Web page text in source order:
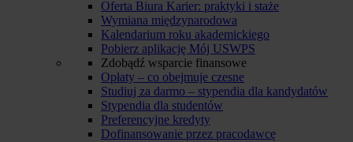
Oferta Biura Karier: praktyki i staże
Wymiana międzynarodowa
Kalendarium roku akademickiego
Pobierz aplikację Mój USWPS
Zdobądź wsparcie finansowe
Opłaty – co obejmuje czesne
Studiuj za darmo – stypendia dla kandydatów
Stypendia dla studentów
Preferencyjne kredyty
Dofinansowanie przez pracodawcę